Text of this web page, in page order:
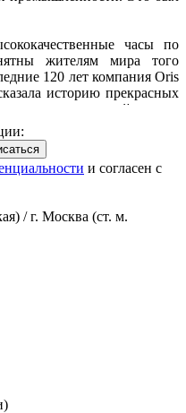
часы по
жителям мира того
120 лет компания Oris
историю прекрасных
непревзойденным
находятся в том месте, где
этот опыт и творческий
день. Компания
путем, создавая
нас улыбаться.
купить часы Oris как
и согласен с
/ г. Москва (ст. м.